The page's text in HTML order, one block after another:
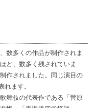
多くの作品が制作されま
ど、数多く残されていま
作されました。同じ演目の
ます。
舞伎の代表作である「菅原